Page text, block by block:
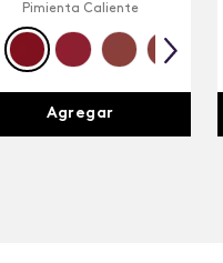
Pimienta Caliente
Agregar